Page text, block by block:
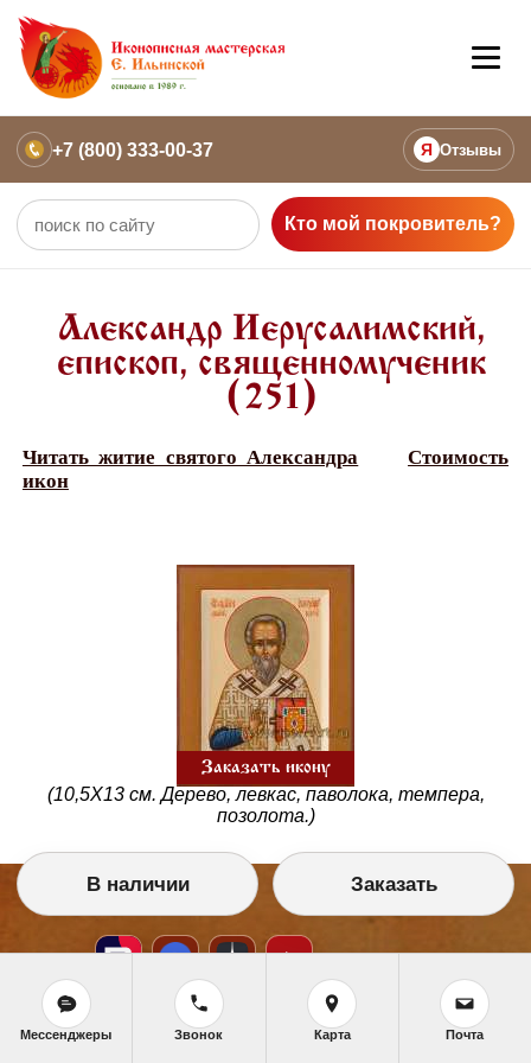
+7 (800) 333-00-37 Я Отзывы
Кто мой покровитель?
Александр Иерусалимский,
епископ, священномученик
(251)
Читать житие святого Александра
Стоимость
икон
Заказать икону
(10,5Х13 см. Дерево, левкас, паволока, темпера,
позолота.)
В наличии Заказать
Мессенджеры Звонок Карта Почта